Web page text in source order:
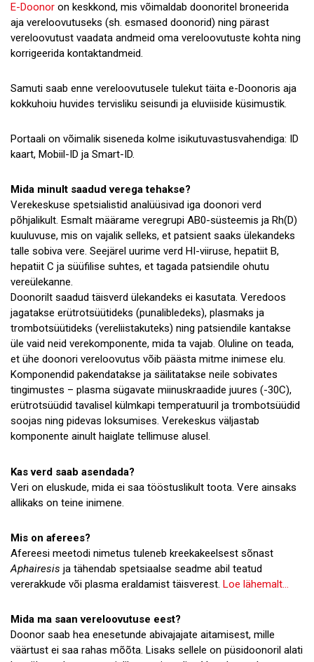
E-Doonor on keskkond, mis võimaldab doonoritel broneerida
aja vereloovutuseks (sh. esmased doonorid) ning pärast
vereloovutust vaadata andmeid oma vereloovutuste kohta ning
korrigeerida kontaktandmeid.
Samuti saab enne vereloovutusele tulekut täita e-Doonoris aja
kokkuhoiu huvides tervisliku seisundi ja eluviiside küsimustik.
Portaali on võimalik siseneda kolme isikutuvastusvahendiga: ID
kaart, Mobiil-ID ja Smart-ID.
Mida minult saadud verega tehakse?
Verekeskuse spetsialistid analüüsivad iga doonori verd
põhjalikult. Esmalt määrame veregrupi AB0-süsteemis ja Rh(D)
kuuluvuse, mis on vajalik selleks, et patsient saaks ülekandeks
talle sobiva vere. Seejärel uurime verd HI-viiruse, hepatiit B,
hepatiit C ja süüfilise suhtes, et tagada patsiendile ohutu
vereülekanne.
Doonorilt saadud täisverd ülekandeks ei kasutata. Veredoos
jagatakse erütrotsüütideks (punalibledeks), plasmaks ja
trombotsüütideks (vereliistakuteks) ning patsiendile kantakse
üle vaid neid verekomponente, mida ta vajab. Oluline on teada,
et ühe doonori vereloovutus võib päästa mitme inimese elu.
Komponendid pakendatakse ja säilitatakse neile sobivates
tingimustes – plasma sügavate miinuskraadide juures (-30C),
erütrotsüüdid tavalisel külmkapi temperatuuril ja trombotsüüdid
soojas ning pidevas loksumises. Verekeskus väljastab
komponente ainult haiglate tellimuse alusel.
Kas verd saab asendada?
Veri on eluskude, mida ei saa tööstuslikult toota. Vere ainsaks
allikaks on teine inimene.
Mis on aferees?
Afereesi meetodi nimetus tuleneb kreekakeelsest sõnast
Aphairesis ja tähendab spetsiaalse seadme abil teatud
vererakkude või plasma eraldamist täisverest. Loe lähemalt…
Mida ma saan vereloovutuse eest?
Doonor saab hea enesetunde abivajajate aitamisest, mille
väärtust ei saa rahas mõõta. Lisaks sellele on püsidoonoril alati